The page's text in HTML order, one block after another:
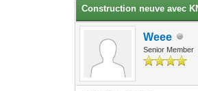
Construction neuve avec
Weee
Senior Member